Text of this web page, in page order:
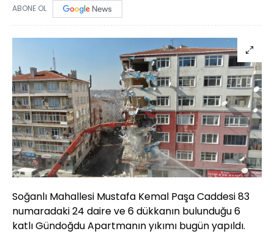
ABONE OL
Soğanlı Mahallesi Mustafa Kemal Paşa Caddesi 83
numaradaki 24 daire ve 6 dükkanın bulunduğu 6
katlı Gündoğdu Apartmanın yıkımı bugün yapıldı.